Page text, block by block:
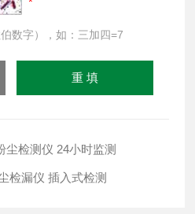
数字），如：三加四=7
尘检测仪 24小时监测
检漏仪 插入式检测